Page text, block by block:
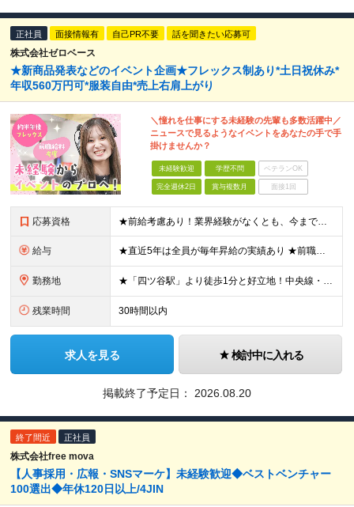
正社員 面接情報有 自己PR不要 話を聞きたい応募可
株式会社ゼロベース
★新商品発表などのイベント企画★フレックス制あり*土日祝休み*
年収560万円可*服装自由*売上右肩上がり
＼憧れを仕事にする未経験の先輩も多数活躍中／
ニュースで見るようなイベントをあなたの手で手
掛けませんか？
未経験歓迎 学歴不問 ベテランOK
完全週休2日 賞与複数月 面接1回
応募資格 ★前給考慮あり！業界経験がなくとも、今までのご経歴や人柄で給与アップも！ ★人柄重視の採用|「イベントって面白そう」「人と一緒に何かを作るのが好き」そんな気持ちがあれば大丈夫です◎ ◆未経験OK ◆
給与 ★直近5年は全員が毎年昇給の実績あり ★前職給与をしっかり考慮します◎ 月給：26万円～40万円＋賞与年2回 ★あなたのご経験を最大限評価します！ ―――――――――――――――――― 面接の後半
勤務地 ★「四ツ谷駅」より徒歩1分と好立地！中央線・総武線・丸ノ内線・南北線 ★駅周辺の「しんみち通り」では色々なグルメを楽しめます ★イベントは都内開催がメインです◎ 【本社】 東京都新宿区四谷1-7 第
残業時間 30時間以内
求人を見る 検討中に入れる
掲載終了予定日： 2026.08.20
終了間近 正社員
株式会社free mova
【人事採用・広報・SNSマーケ】未経験歓迎◆ベストベンチャー
100選出◆年休120日以上/4JIN